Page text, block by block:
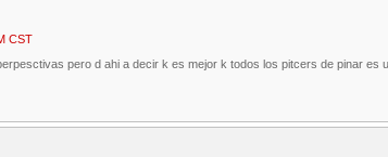
CST
pero d ahi a decir k es mejor k todos los pitcers de pinar es